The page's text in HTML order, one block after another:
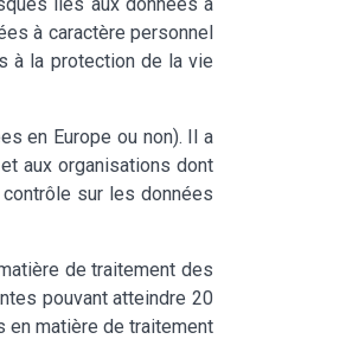
à caractère personnel
à la protection de la vie
en Europe ou non). Il a
aux organisations dont
sur les données
de traitement des
pouvant atteindre 20
en matière de traitement